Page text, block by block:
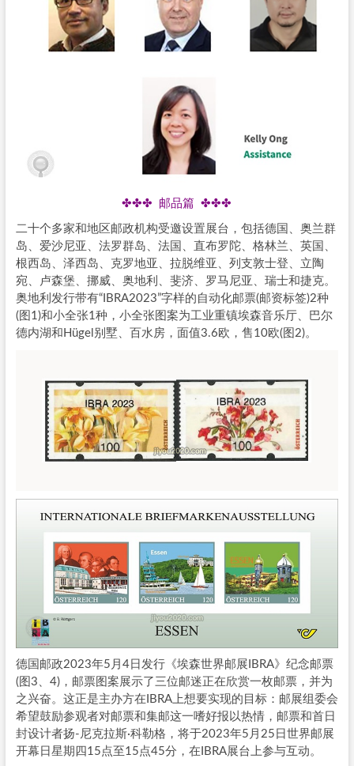
✤✤✤ 邮品篇 ✤✤✤
二十个多家和地区邮政机构受邀设置展台，包括德国、奥兰群
岛、爱沙尼亚、法罗群岛、法国、直布罗陀、格林兰、英国、
根西岛、泽西岛、克罗地亚、拉脱维亚、列支敦士登、立陶
宛、卢森堡、挪威、奥地利、斐济、罗马尼亚、瑞士和捷克。
奥地利发行带有“IBRA2023”字样的自动化邮票(邮资标签)2种
(图1)和小全张1种，小全张图案为工业重镇埃森音乐厅、巴尔
德内湖和Hügel别墅、百水房，面值3.6欧，售10欧(图2)。
德国邮政2023年5月4日发行《埃森世界邮展IBRA》纪念邮票
(图3、4)，邮票图案展示了三位邮迷正在欣赏一枚邮票，并为
之兴奋。这正是主办方在IBRA上想要实现的目标：邮展组委会
希望鼓励参观者对邮票和集邮这一嗜好报以热情，邮票和首日
封设计者扬-尼克拉斯·科勒格，将于2023年5月25日世界邮展
开幕日星期四15点至15点45分，在IBRA展台上参与互动。